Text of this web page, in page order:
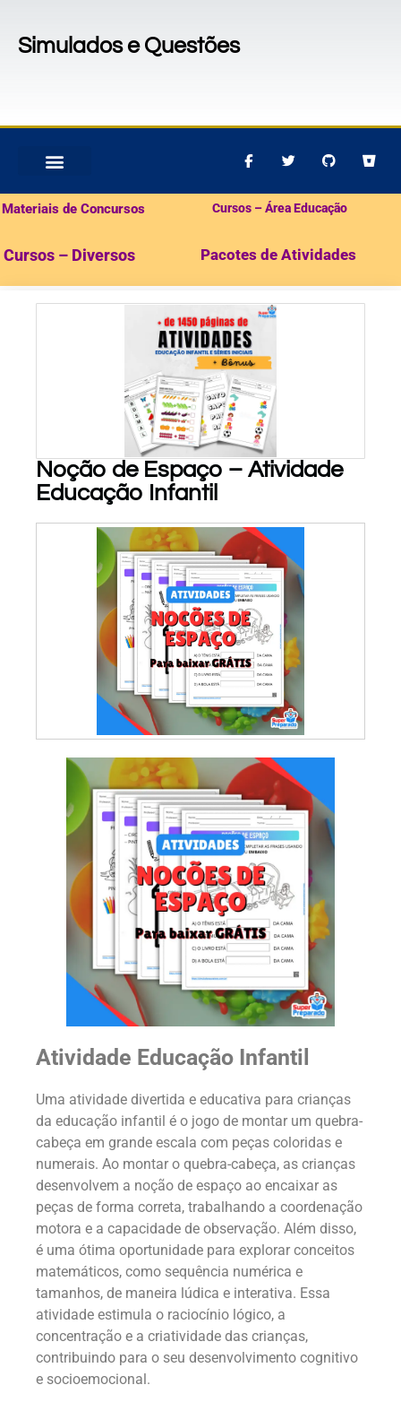
Simulados e Questões
Materiais de Concursos Cursos – Área Educação
Cursos – Diversos Pacotes de Atividades
PARA BAIXAR!
Noção de Espaço – Atividade
Educação Infantil
Atividade Educação Infantil
Uma atividade divertida e educativa para crianças
da educação infantil é o jogo de montar um quebra-
cabeça em grande escala com peças coloridas e
numerais. Ao montar o quebra-cabeça, as crianças
desenvolvem a noção de espaço ao encaixar as
peças de forma correta, trabalhando a coordenação
motora e a capacidade de observação. Além disso,
é uma ótima oportunidade para explorar conceitos
matemáticos, como sequência numérica e
tamanhos, de maneira lúdica e interativa. Essa
atividade estimula o raciocínio lógico, a
concentração e a criatividade das crianças,
contribuindo para o seu desenvolvimento cognitivo
e socioemocional.